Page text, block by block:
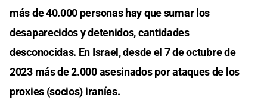
más de 40.000 personas hay que sumar los
desaparecidos y detenidos, cantidades
desconocidas. En Israel, desde el 7 de octubre de
2023 más de 2.000 asesinados por ataques de los
proxies (socios) iraníes.